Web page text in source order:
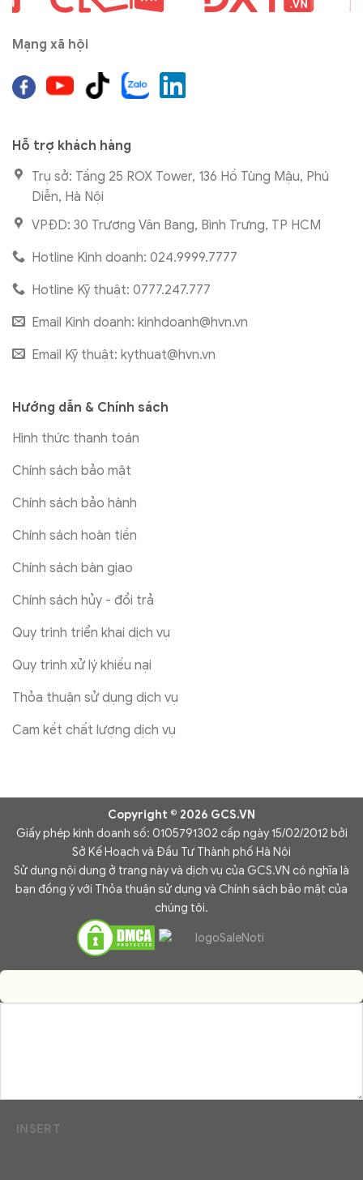
Mạng xã hội
Hỗ trợ khách hàng
Trụ sở: Tầng 25 ROX Tower, 136 Hồ Tùng Mậu, Phú
Diễn, Hà Nội
VPĐD: 30 Trương Văn Bang, Bình Trưng, TP HCM
Hotline Kinh doanh: 024.9999.7777
Hotline Kỹ thuật: 0777.247.777
Email Kinh doanh: kinhdoanh@hvn.vn
Email Kỹ thuật: kythuat@hvn.vn
Hướng dẫn & Chính sách
Hình thức thanh toán
Chính sách bảo mật
Chính sách bảo hành
Chính sách hoàn tiền
Chính sách bàn giao
Chính sách hủy - đổi trả
Quy trình triển khai dịch vụ
Quy trình xử lý khiếu nại
Thỏa thuận sử dụng dịch vụ
Cam kết chất lượng dịch vụ
Copyright © 2026 GCS.VN
Giấy phép kinh doanh số: 0105791302 cấp ngày 15/02/2012 bởi
Sở Kế Hoạch và Đầu Tư Thành phố Hà Nội
Sử dụng nội dung ở trang này và dịch vụ của GCS.VN có nghĩa là
bạn đồng ý với Thỏa thuận sử dụng và Chính sách bảo mật của
chúng tôi.
INSERT